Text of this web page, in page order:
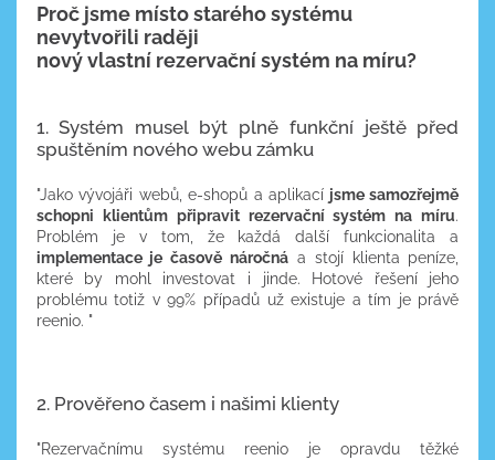
Proč jsme místo starého systému
nevytvořili raději
nový vlastní rezervační systém na míru?
1. Systém musel být plně funkční ještě před
spuštěním nového webu zámku
"Jako vývojáři webů, e-shopů a aplikací jsme samozřejmě
schopni klientům připravit rezervační systém na míru.
Problém je v tom, že každá další funkcionalita a
implementace je časově náročná a stojí klienta peníze,
které by mohl investovat i jinde. Hotové řešení jeho
problému totiž v 99% případů už existuje a tím je právě
reenio. "
2. Prověřeno časem i našimi klienty
"Rezervačnímu systému reenio je opravdu těžké